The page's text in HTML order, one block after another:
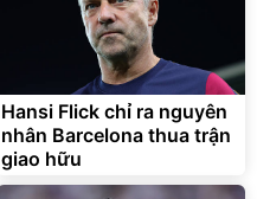
Hansi Flick chỉ ra nguyên
nhân Barcelona thua trận
giao hữu